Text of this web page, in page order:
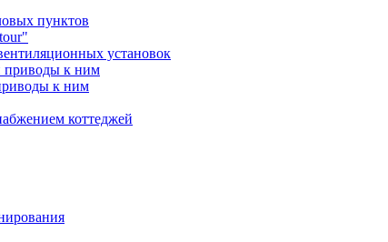
пунктов
установок
приводы к ним
к ним
коттеджей